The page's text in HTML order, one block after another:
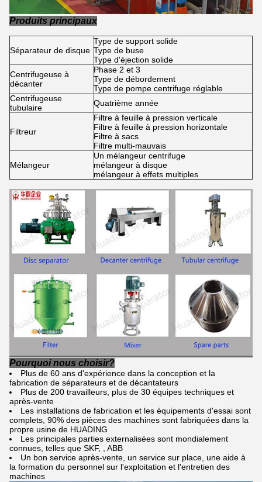
Produits principaux
Séparateur de disque
Type de support solide
Type de buse
Type d'éjection solide
Centrifugeuse à
décanter
Phase 2 et 3
Type de débordement
Type de pompe centrifuge réglable
Centrifugeuse
tubulaire
Quatrième année
Filtreur
Filtre à feuille à pression verticale
Filtre à feuille à pression horizontale
Filtre à sacs
Filtre multi-mauvais
Mélangeur
Un mélangeur centrifuge
mélangeur à disque
mélangeur à effets multiples
Pourquoi nous choisir?
Plus de 60 ans d'expérience dans la conception et la
fabrication de séparateurs et de décantateurs
Plus de 200 travailleurs, plus de 30 équipes techniques et
après-vente
Les installations de fabrication et les équipements d'essai sont
complets, 90% des pièces des machines sont fabriquées dans la
propre usine de HUADING
Les principales parties externalisées sont mondialement
connues, telles que SKF, , ABB
Un bon service après-vente, un service sur place, une aide à
la formation du personnel sur l'exploitation et l'entretien des
machines